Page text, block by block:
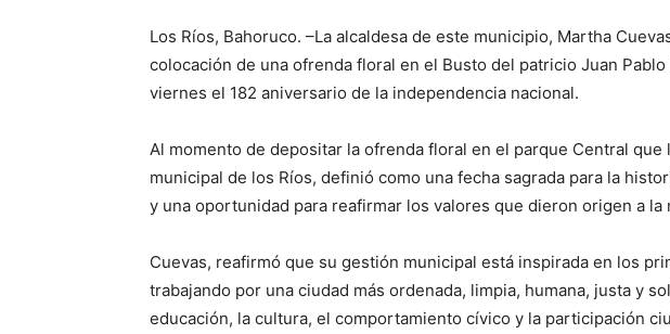
Los Ríos, Bahoruco. –La alcaldesa de este municipio, Martha
colocación de una ofrenda floral en el Busto del patricio Juan
viernes el 182 aniversario de la independencia nacional.
Al momento de depositar la ofrenda floral en el parque Central
municipal de los Ríos, definió como una fecha sagrada para la
y una oportunidad para reafirmar los valores que dieron origen a la
Cuevas, reafirmó que su gestión municipal está inspirada en los
trabajando por una ciudad más ordenada, limpia, humana, justa y
educación, la cultura, el comportamiento cívico y la participación